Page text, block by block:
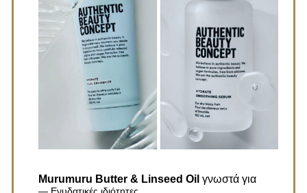
Murumuru Butter & Linseed Oil γνωστά για